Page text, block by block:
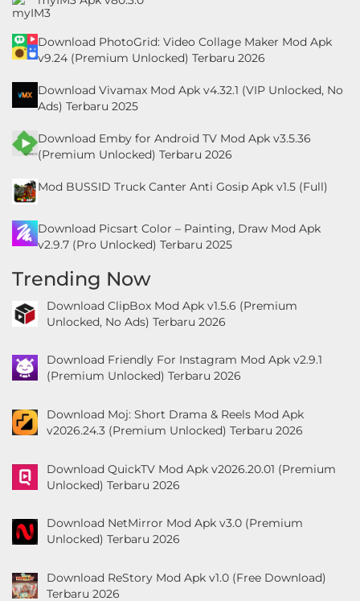
Download PhotoGrid: Video Collage Maker Mod Apk
v9.24 (Premium Unlocked) Terbaru 2026
Download Vivamax Mod Apk v4.32.1 (VIP Unlocked, No
Ads) Terbaru 2025
Download Emby for Android TV Mod Apk v3.5.36
(Premium Unlocked) Terbaru 2026
Mod BUSSID Truck Canter Anti Gosip Apk v1.5 (Full)
Download Picsart Color – Painting, Draw Mod Apk
v2.9.7 (Pro Unlocked) Terbaru 2025
Trending Now
Download ClipBox Mod Apk v1.5.6 (Premium
Unlocked, No Ads) Terbaru 2026
Download Friendly For Instagram Mod Apk v2.9.1
(Premium Unlocked) Terbaru 2026
Download Moj: Short Drama & Reels Mod Apk
v2026.24.3 (Premium Unlocked) Terbaru 2026
Download QuickTV Mod Apk v2026.20.01 (Premium
Unlocked) Terbaru 2026
Download NetMirror Mod Apk v3.0 (Premium
Unlocked) Terbaru 2026
Download ReStory Mod Apk v1.0 (Free Download)
Terbaru 2026